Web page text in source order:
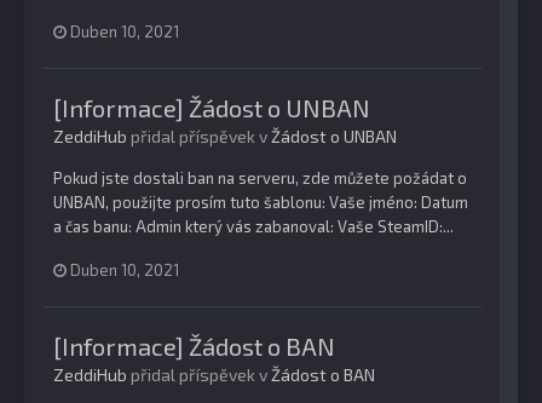
Duben 10, 2021
[Informace] Žádost o UNBAN
ZeddiHub přidal příspěvek vŽádost o UNBAN
Pokud jste dostali ban na serveru, zde můžete požádat o
UNBAN, použijte prosím tuto šablonu: Vaše jméno: Datum
a čas banu: Admin který vás zabanoval: Vaše SteamID:...
Duben 10, 2021
[Informace] Žádost o BAN
ZeddiHub přidal příspěvek vŽádost o BAN